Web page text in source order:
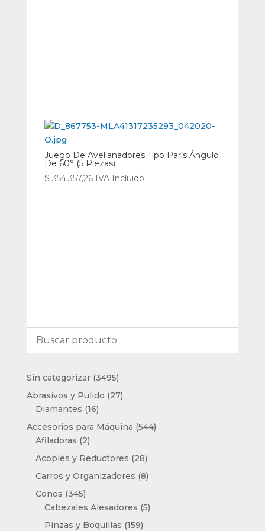
Juego De Avellanadores Tipo París Ángulo
De 60° (5 Piezas)
$ 354.357,26 IVA Incluido
Sin categorizar 34953495
productos
Abrasivos y Pulido 2727
Diamantes 1616
productos
Accesorios para Máquina 544544
Afiladoras 22
productos
Acoples y Reductores 2828
productos
Carros y Organizadores 88
Conos 345345
productos
Cabezales Alesadores 55
Pinzas y Boquillas 159159